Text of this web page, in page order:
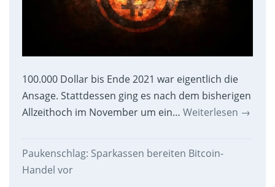
100.000 Dollar bis Ende 2021 war eigentlich die
Ansage. Stattdessen ging es nach dem bisherigen
Allzeithoch im November um ein… Weiterlesen →
Paukenschlag: Sparkassen bereiten Bitcoin-
Handel vor